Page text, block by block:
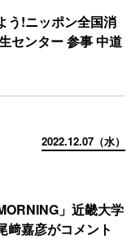
う!ニッポン全国消
センター 参事 中道
2022.12.07（水）
」近畿大学
﨑嘉彦がコメント